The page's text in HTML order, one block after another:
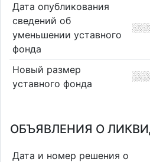
Дата опубликования
сведений об
уменьшении уставного
фонда
Новый размер
уставного фонда
ОБЪЯВЛЕНИЯ О
Дата и номер решения о